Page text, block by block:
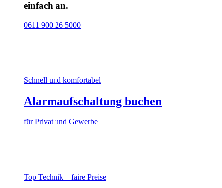
einfach an.
0611 900 26 5000
Schnell und komfortabel
Alarmaufschaltung buchen
für Privat und Gewerbe
Top Technik – faire Preise